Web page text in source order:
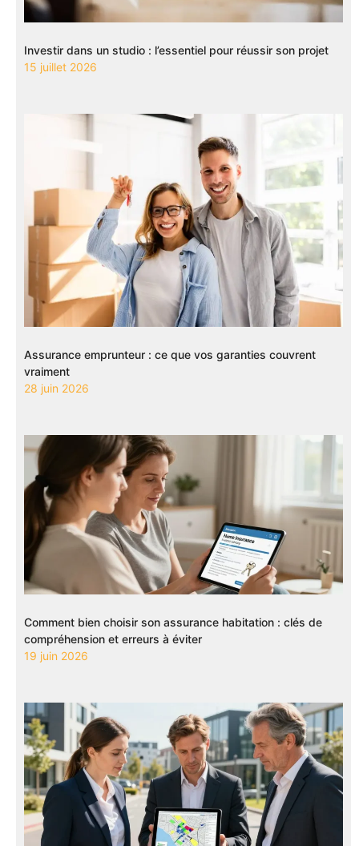
Investir dans un studio : l’essentiel pour réussir son projet
15 juillet 2026
Assurance emprunteur : ce que vos garanties couvrent
vraiment
28 juin 2026
Comment bien choisir son assurance habitation : clés de
compréhension et erreurs à éviter
19 juin 2026